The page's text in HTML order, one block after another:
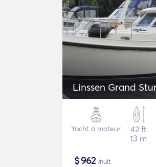
Linssen Grand
Yacht à moteur
42 ft
13 m
$962/nuit